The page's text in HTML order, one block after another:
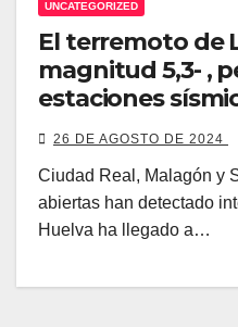
UNCATEGORIZED
El terremoto de
magnitud 5,3- ,
estaciones
26 DE AGOSTO DE 2024
Ciudad Real, Malagón y
abiertas han detectado
Huelva ha llegado a…